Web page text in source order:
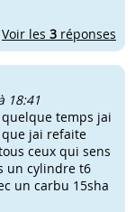
Voir les 3 réponses
18:41
temps jai
jai refaite
ceux qui sens
un cylindre t6
un carbu 15sha